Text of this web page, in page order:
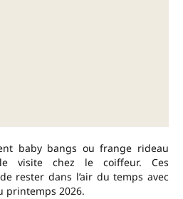
baby bangs ou frange rideau
visite chez le coiffeur. Ces
rester dans l’air du temps avec
printemps 2026.